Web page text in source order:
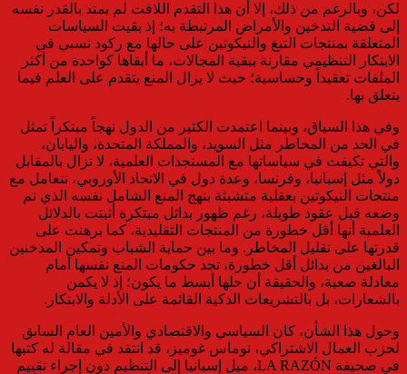
لكن، وبالرغم من ذلك، إلا أن هذا التقدم اللافت لم يمتد بالقدر نفسه
إلى قضية التدخين والأمراض المرتبطة به؛ إذ بقيت السياسات
المتعلقة بمنتجات التبغ والنيكوتين على حالها مع ركود نسبي في
الابتكار التنظيمي مقارنة ببقية المجالات، ما أبقاها كواحدة من أكثر
الملفات تعقيداً وحساسية؛ حيث لا يزال المنع يتقدم على العلم فيما
يتعلق بها.
وفي هذا السياق، وبينما اعتمدت الكثير من الدول نهجاً مبتكراً تمثل
في الحد من المخاطر مثل السويد، والمملكة المتحدة، واليابان،
والتي تكيفت في سياساتها مع المستجدات العلمية، لا تزال بالمقابل
دولاً مثل إسبانيا، وفرنسا، وعدة دول في الاتحاد الأوروبي، تتعامل مع
منتجات النيكوتين بعقلية متشبثة بنهج المنع الشامل نفسه الذي تم
وضعه قبل عقود طويلة، رغم ظهور بدائل مبتكرة أثبتت بالدلائل
العلمية أنها أقل خطورة من المنتجات التقليدية، كما برهنت على
قدرتها على تقليل المخاطر. وما بين حماية الشباب وتمكين المدخنين
البالغين من بدائل أقل خطورة، تجد حكومات المنع نفسها أمام
معادلة صعبة، والحقيقة أن حلها أبسط ما يكون؛ إذ لا يكمن
بالشعارات، بل بالتشريعات الذكية القائمة على الأدلة والابتكار.
وحول هذا الشأن، كان السياسي والاقتصادي والأمين العام السابق
لحزب العمال الاشتراكي، توماس غوميز، قد انتقد في مقالة له كتبها
في صحيفة LA RAZÓN، ميل إسبانيا إلى التنظيم دون إجراء تقييم